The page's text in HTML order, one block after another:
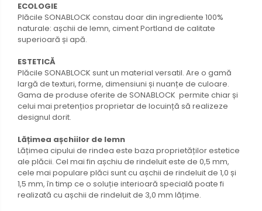
ECOLOGIE
Plăcile SONABLOCK constau doar din ingrediente 100%
naturale: așchii de lemn, ciment Portland de calitate
superioară și apă.
ESTETICĂ
Plăcile SONABLOCK sunt un material versatil. Are o gamă
largă de texturi, forme, dimensiuni și nuanțe de culoare.
Gama de produse oferite de SONABLOCK permite chiar și
celui mai pretențios proprietar de locuință să realizeze
designul dorit.
Lățimea așchiilor de lemn
Lățimea cipului de rindea este baza proprietăților estetice
ale plăcii. Cel mai fin așchiu de rindeluit este de 0,5 mm,
cele mai populare plăci sunt cu așchii de rindeluit de 1,0 și
1,5 mm, în timp ce o soluție interioară specială poate fi
realizată cu așchii de rindeluit de 3,0 mm lățime.